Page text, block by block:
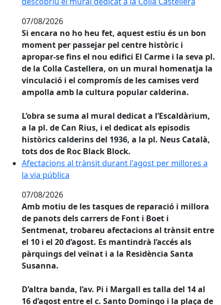
07/08/2026
Si encara no ho heu fet, aquest estiu és un bon
moment per passejar pel centre històric i
apropar-se fins el nou edifici El Carme i la seva pl.
de la Colla Castellera, on un mural homenatja la
vinculació i el compromís de les camises verd
ampolla amb la cultura popular calderina.
L’obra se suma al mural dedicat a l’Escaldàrium,
a la pl. de Can Rius, i el dedicat als episodis
històrics calderins del 1936, a la pl. Neus Català,
tots dos de Roc Black Block.
Afectacions al trànsit durant l'agost per millores a la
Afectacions al trànsit durant l'agost per millores a
la via pública
07/08/2026
Amb motiu de les tasques de reparació i millora
de panots dels carrers de Font i Boet i
Sentmenat, trobareu afectacions al trànsit entre
el 10 i el 20 d’agost. Es mantindrà l’accés als
pàrquings del veïnat i a la Residència Santa
Susanna.
D’altra banda, l’av. Pi i Margall es talla del 14 al
16 d’agost entre el c. Santo Domingo i la plaça de